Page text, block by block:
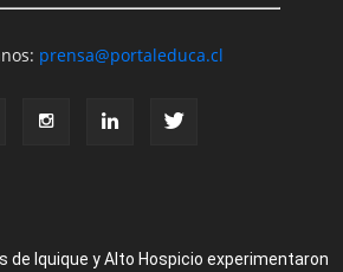
prensa@portaleduca.cl
de Iquique y Alto Hospicio experimentaron